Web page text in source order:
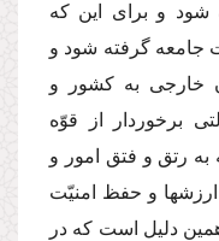
شود و براى این كه
جامعه گرفته شود و
خارجى به كشور و
برخوردار از قوّه
به رتق و فتق امور و
ارزشها و حفظ امنیّت
دلیل است كه در